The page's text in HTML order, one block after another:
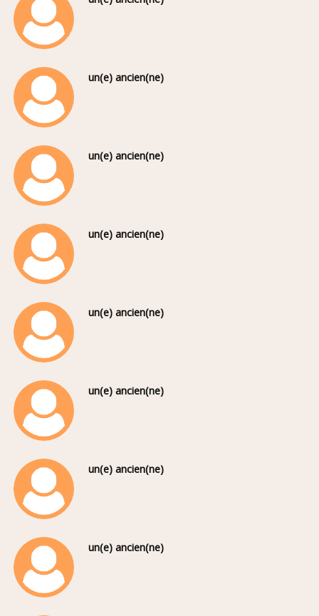
un(e) ancien(ne)
un(e) ancien(ne)
un(e) ancien(ne)
un(e) ancien(ne)
un(e) ancien(ne)
un(e) ancien(ne)
un(e) ancien(ne)